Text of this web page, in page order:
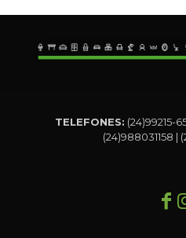
TELEFONES: (24)99215-
(24)988031158 |